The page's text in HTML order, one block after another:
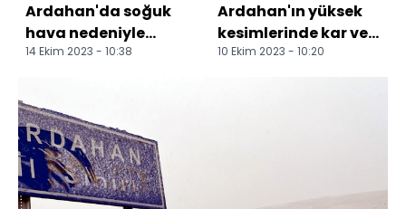
Ardahan'da soğuk
hava nedeniyle
kırağı ve buzlanma
14 Ekim 2023 - 10:38
Ardahan'ın yüksek
kesimlerinde kar ve
sis etkili oldu
10 Ekim 2023 - 10:20